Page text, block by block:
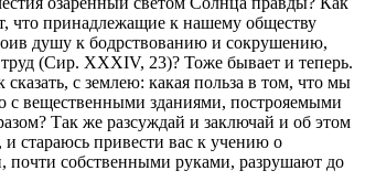
что принадлежащие к нашему обществу
душу к бодрствованию и сокрушению,
(Сир. XXXIV, 23)? Тоже бывает и теперь.
с землею: какая польза в том, что мы
с вещественными зданиями, построяемыми
Так же разсуждай и заключай и об этом
стараюсь привести вас к учению о
почти собственными руками, разрушают до